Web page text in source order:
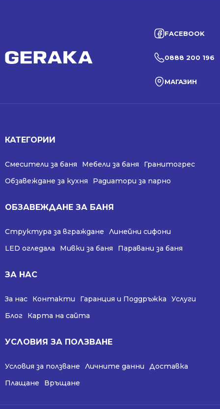
FACEBOOK
0888 200 196
МАГАЗИН
КАТЕГОРИИ
Смесители за баня Мебели за баня
Гранитогрес
Обзавеждане за кухня
Радиатори за парно
ОБЗАВЕЖДАНЕ ЗА БАНЯ
Структура за вграждане
Линейни сифони
LED огледала
Мивки за баня Паравани за баня
ЗА НАС
За нас Контакти Гаранция и Поддръжка
Услуги
Блог
Карта на сайта
УСЛОВИЯ ЗА ПОЛЗВАНЕ
Условия за ползване Личните данни
Доставка
Плащане
Връщане